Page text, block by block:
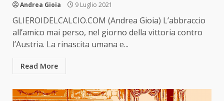
Andrea Gioia 9 Luglio 2021
GLIEROIDELCALCIO.COM (Andrea Gioia) L’abbraccio
all’amico mai perso, nel giorno della vittoria contro
l’Austria. La rinascita umana e...
Read More